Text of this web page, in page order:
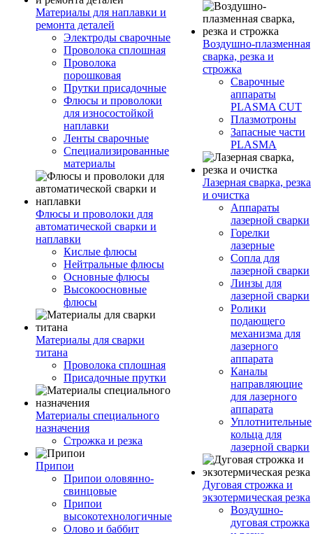
Материалы для наплавки и
ремонта деталей
Электроды сварочные
Проволока сплошная
Проволока
порошковая
Прутки присадочные
Флюсы и проволоки
для износостойкой
наплавки
Ленты сварочные
Специализированные
материалы
Флюсы и проволоки для
автоматической сварки и
наплавки
Кислые флюсы
Нейтральные флюсы
Основные флюсы
Высокоосновные
флюсы
Материалы для сварки
титана
Проволока сплошная
Присадочные прутки
Материалы специального
назначения
Строжка и резка
Припои
Припои оловянно-
свинцовые
Припои
высокотехнологичные
Олово и баббит
Воздушно-плазменная
сварка, резка и
строжка
Сварочные
аппараты
PLASMA CUT
Плазмотроны
Запасные части
PLASMA
Лазерная сварка, резка
и очистка
Аппараты
лазерной сварки
Горелки
лазерные
Сопла для
лазерной сварки
Линзы для
лазерной сварки
Ролики
подающего
механизма для
лазерного
аппарата
Каналы
направляющие
для лазерного
аппарата
Уплотнительные
кольца для
лазерной сварки
Дуговая строжка и
экзотермическая резка
Воздушно-
дуговая строжка